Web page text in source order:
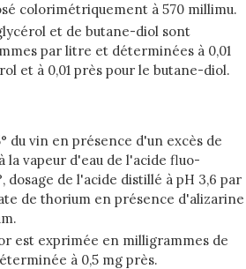
colorimétriquement à 570 millimu.
et de butane-diol sont
par litre et déterminées à 0,01
et à 0,01 près pour le butane-diol.
du vin en présence d'un excès de
la vapeur d'eau de l'acide fluo-
dosage de l'acide distillé à pH 3,6 par
de thorium en présence d'alizarine
est exprimée en milligrammes de
à 0,5 mg près.